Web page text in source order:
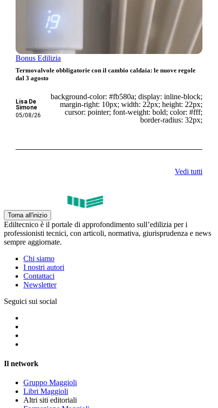
Bonus Edilizia
Termovalvole obbligatorie con il cambio caldaia: le nuove regole
dal 3 agosto
Lisa De
Simone
05/08/26
background-color: #fb580a; display: inline-block;
margin-right: 10px; width: 22px; height: 22px;
cursor: pointer; font-weight: bold; color: #fff;
border-radius: 32px;
Vedi tutti
Torna all'inizio
Ediltecnico è il portale di approfondimento sull’edilizia per i
professionisti tecnici, con articoli, normativa, giurisprudenza e news
sempre aggiornate.
Chi siamo
I nostri autori
Contattaci
Newsletter
Seguici sui social
Il network
Gruppo Maggioli
Libri Maggioli
Altri siti editoriali